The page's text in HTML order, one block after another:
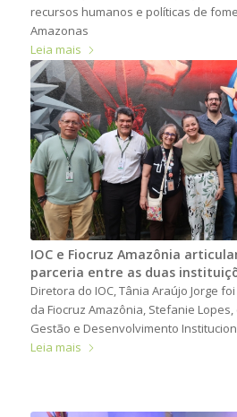
recursos humanos e políticas de
Amazonas
Leia mais
IOC e Fiocruz Amazônia
parceria entre as duas
Diretora do IOC, Tânia Araújo Jorge
da Fiocruz Amazônia, Stefanie
Gestão e Desenvolvimento
Leia mais